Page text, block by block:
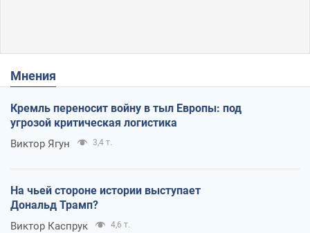
Мнения
Кремль переносит войну в тыл Европы: под
угрозой критическая логистика
Виктор Ягун 3,4 т.
На чьей стороне истории выступает
Дональд Трамп?
Виктор Каспрук 4,6 т.